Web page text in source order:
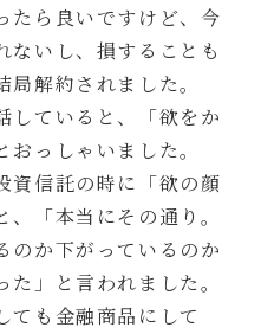
たら良いですけど、今
ないし、損することも
解約されました。
していると、「欲をか
っしゃいました。
資信託の時に「欲の顔
「本当にその通り。
のか下がっているのか
」と言われました。
ても金融商品にして